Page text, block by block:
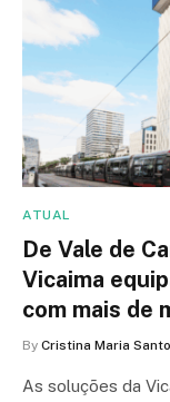
ATUAL
De Vale de
Vicaima
com mais de
By Cristina Maria
As soluções da